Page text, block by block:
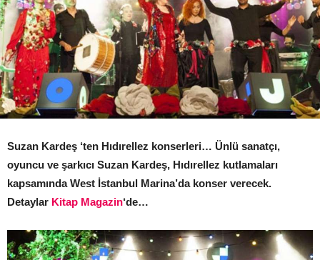
Suzan Kardeş ‘ten Hıdırellez konserleri… Ünlü sanatçı,
oyuncu ve şarkıcı Suzan Kardeş, Hıdırellez kutlamaları
kapsamında West İstanbul Marina’da konser verecek.
Detaylar Kitap Magazin‘de…